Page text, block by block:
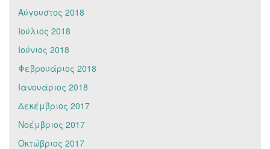
Αύγουστος 2018
Ιούλιος 2018
Ιούνιος 2018
Φεβρουάριος 2018
Ιανουάριος 2018
Δεκέμβριος 2017
Νοέμβριος 2017
Οκτώβριος 2017